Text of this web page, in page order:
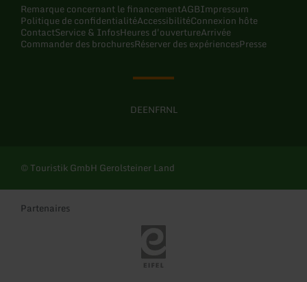
Remarque concernant le financementAGBImpressum
Politique de confidentialitéAccessibilitéConnexion hôte
ContactService & InfosHeures d'ouvertureArrivée
Commander des brochuresRéserver des expériencesPresse
DEENFRNL
© Touristik GmbH Gerolsteiner Land
Partenaires
Eifel Tourismus